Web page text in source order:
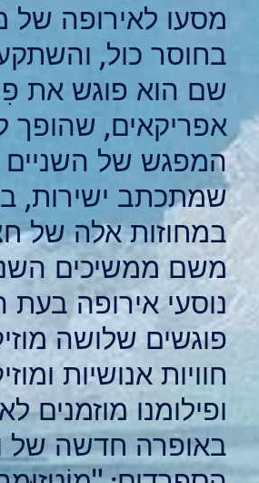
מסעו לאירופה של
בחוסר כול,
שם הוא פוגש את
אפריקאים, שהופך
המפגש של
שמתכתב ישירות,
במחוזות אלה של
משם ממשיכים
נוסעי אירופה
פוגשים שלושה
חוויות אנושיות
ופילומנו
באופרה חדשה של